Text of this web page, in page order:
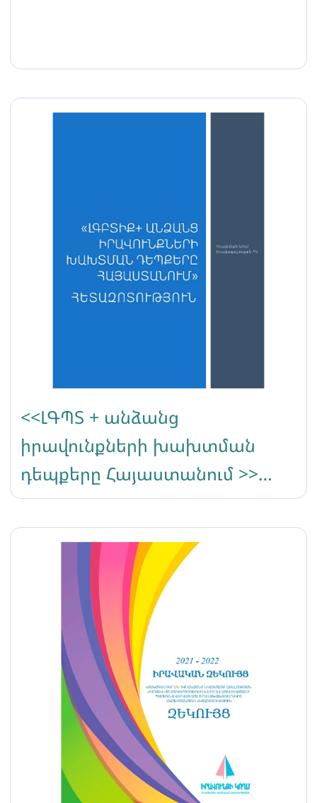
<<ԼԳՊՏ + անձանց
իրավունքների խախտման
դեպքերը Հայաստանում >>
հետազոտություն